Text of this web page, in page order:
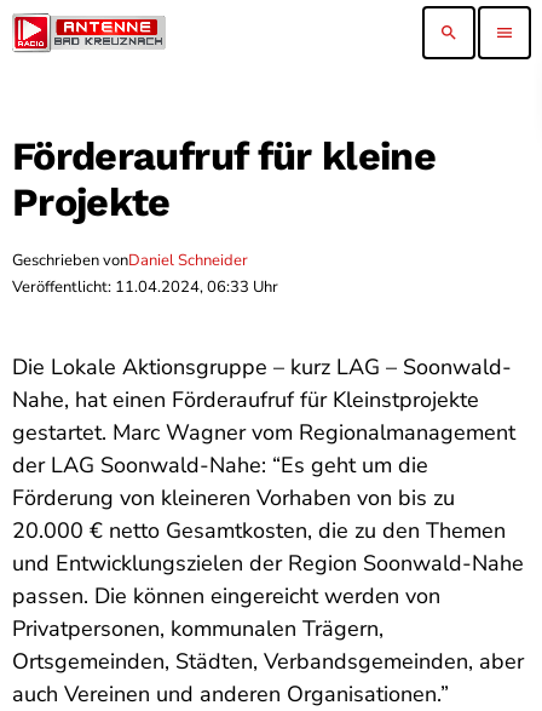
search menu
Förderaufruf für kleine
Projekte
Geschrieben vonDaniel Schneider
Veröffentlicht: 11.04.2024, 06:33 Uhr
Die Lokale Aktionsgruppe – kurz LAG – Soonwald-
Nahe, hat einen Förderaufruf für Kleinstprojekte
gestartet. Marc Wagner vom Regionalmanagement
der LAG Soonwald-Nahe: “Es geht um die
Förderung von kleineren Vorhaben von bis zu
20.000 € netto Gesamtkosten, die zu den Themen
und Entwicklungszielen der Region Soonwald-Nahe
passen. Die können eingereicht werden von
Privatpersonen, kommunalen Trägern,
Ortsgemeinden, Städten, Verbandsgemeinden, aber
auch Vereinen und anderen Organisationen.”